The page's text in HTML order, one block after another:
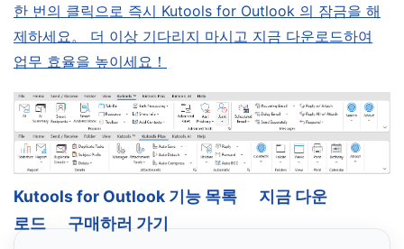
한 번의 클릭으로 즉시 Kutools for Outlook 의 잠금을 해
제하세요。 더 이상 기다리지 마시고 지금 다운로드하여
업무 효율을 높이세요！
Kutools for Outlook 기능 목록
지금 다운
로드
구매하러 가기